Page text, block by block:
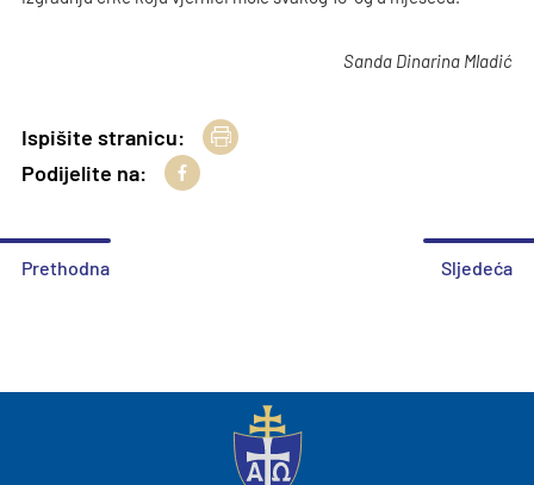
Sanda Dinarina Mladić
Ispišite stranicu:
Podijelite na:
Prethodna Sljedeća